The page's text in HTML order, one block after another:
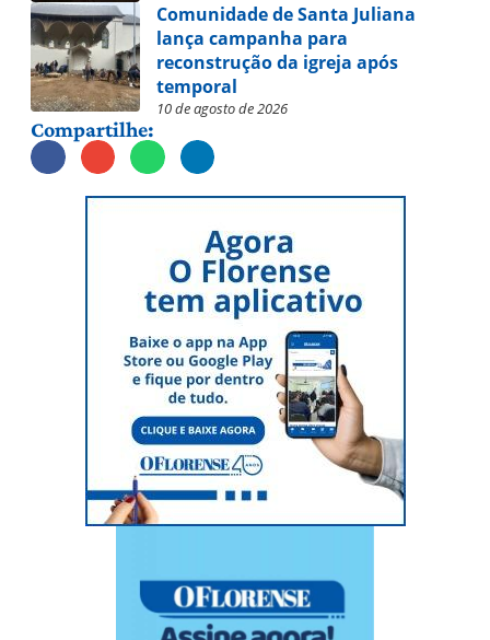
Comunidade de Santa Juliana
lança campanha para
reconstrução da igreja após
temporal
10 de agosto de 2026
Compartilhe: